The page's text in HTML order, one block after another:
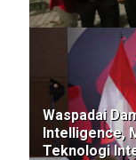
Waspadai
Intelligence,
Teknologi